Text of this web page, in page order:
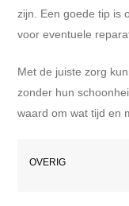
zijn. Een goede tip is
voor eventuele
Met de juiste zorg
zonder hun
waard om wat tijd en
OVERIG